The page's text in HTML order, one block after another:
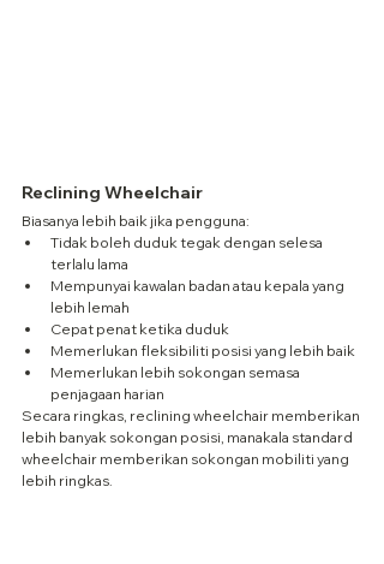
Reclining Wheelchair
Biasanya lebih baik jika pengguna:
Tidak boleh duduk tegak dengan selesa
terlalu lama
Mempunyai kawalan badan atau kepala yang
lebih lemah
Cepat penat ketika duduk
Memerlukan fleksibiliti posisi yang lebih baik
Memerlukan lebih sokongan semasa
penjagaan harian
Secara ringkas, reclining wheelchair memberikan
lebih banyak sokongan posisi, manakala standard
wheelchair memberikan sokongan mobiliti yang
lebih ringkas.